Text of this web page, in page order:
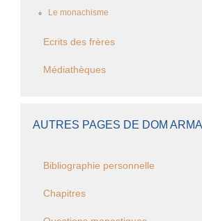
Le monachisme
Ecrits des frères
Médiathèques
AUTRES PAGES DE DOM
Bibliographie personnelle
Chapitres